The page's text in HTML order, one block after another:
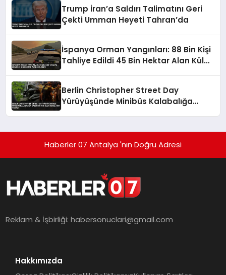
Trump İran’a Saldırı Talimatını Geri
Çekti Umman Heyeti Tahran’da
İspanya Orman Yangınları: 88 Bin Kişi
Tahliye Edildi 45 Bin Hektar Alan Kül
Berlin Christopher Street Day
Yürüyüşünde Minibüs Kalabalığa
Haberler 07 Antalya 'nın Doğru Adresi
Reklam & İşbirliği:habersonuclari@gmail.com
Hakkımızda